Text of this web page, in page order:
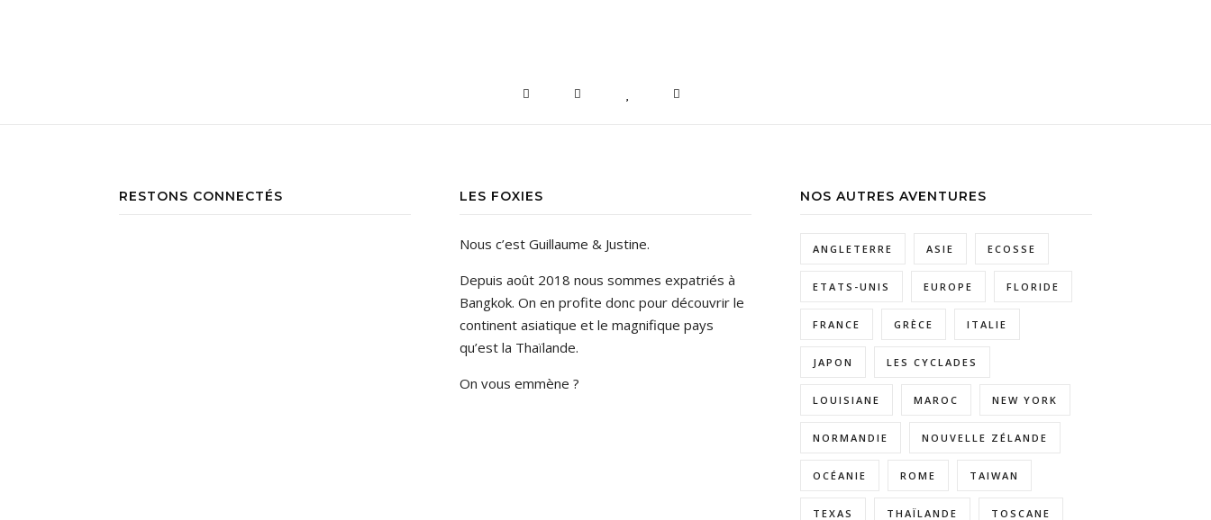
RESTONS CONNECTÉS LES FOXIES
Nous c’est Guillaume & Justine.
Depuis août 2018 nous sommes expatriés à
Bangkok. On en profite donc pour découvrir le
continent asiatique et le magnifique pays
qu’est la Thaïlande.
On vous emmène ?
NOS AUTRES AVENTURES
ANGLETERRE ASIE ECOSSE
ETATS-UNIS EUROPE FLORIDE
FRANCE GRÈCE ITALIE
JAPON LES CYCLADES
LOUISIANE MAROC NEW YORK
NORMANDIE NOUVELLE ZÉLANDE
OCÉANIE ROME TAIWAN
TEXAS THAÏLANDE TOSCANE